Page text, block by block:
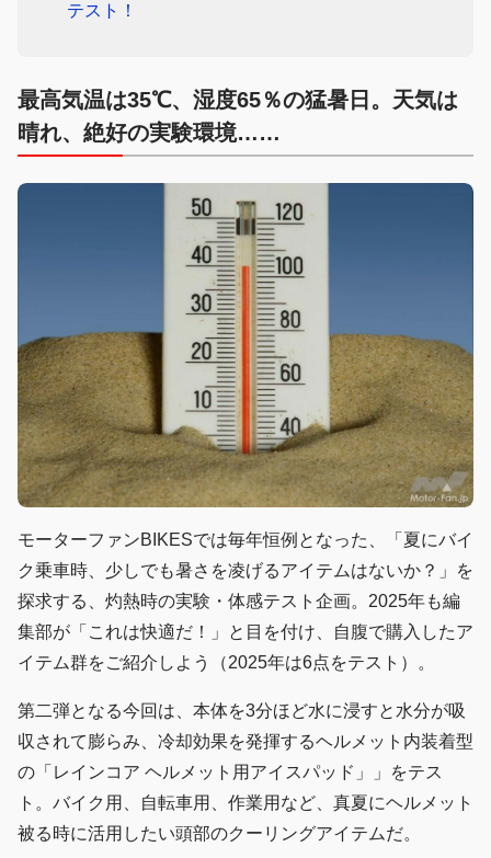
テスト！
最高気温は35℃、湿度65％の猛暑日。天気は
晴れ、絶好の実験環境……
モーターファンBIKESでは毎年恒例となった、「夏にバイ
ク乗車時、少しでも暑さを凌げるアイテムはないか？」を
探求する、灼熱時の実験・体感テスト企画。2025年も編
集部が「これは快適だ！」と目を付け、自腹で購入したア
イテム群をご紹介しよう（2025年は6点をテスト）。
第二弾となる今回は、本体を3分ほど水に浸すと水分が吸
収されて膨らみ、冷却効果を発揮するヘルメット内装着型
の「レインコア ヘルメット用アイスパッド」」をテス
ト。バイク用、自転車用、作業用など、真夏にヘルメット
被る時に活用したい頭部のクーリングアイテムだ。